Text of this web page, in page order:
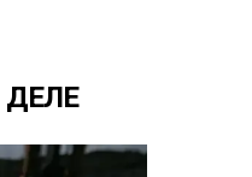
ДЕЛЕ